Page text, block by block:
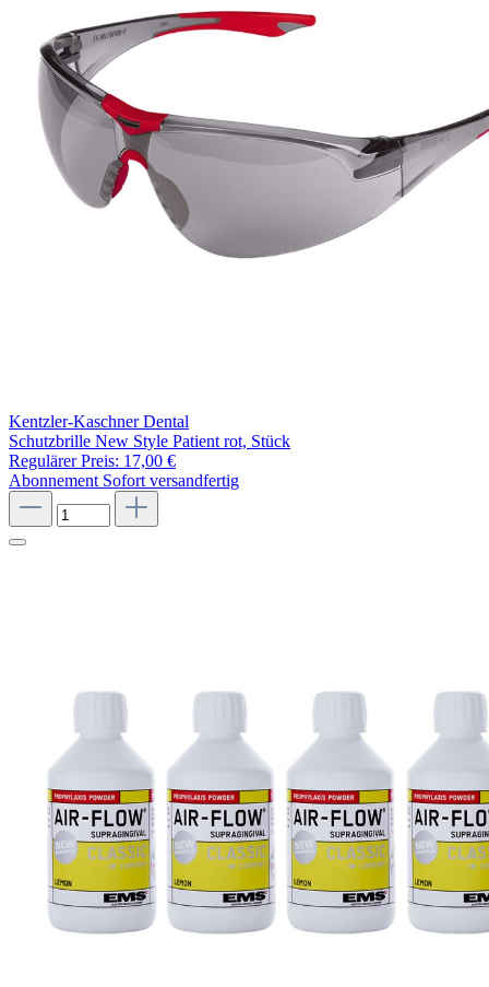
Kentzler-Kaschner Dental
Schutzbrille New Style Patient rot, Stück
Regulärer Preis: 17,00 €
Abonnement Sofort versandfertig